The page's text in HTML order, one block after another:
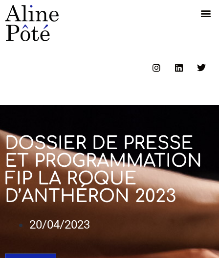
DOSSIER DE PRESSE
ET PROGRAMMATION
FIP LA ROQUE
D’ANTHÉRON 2023
20/04/2023